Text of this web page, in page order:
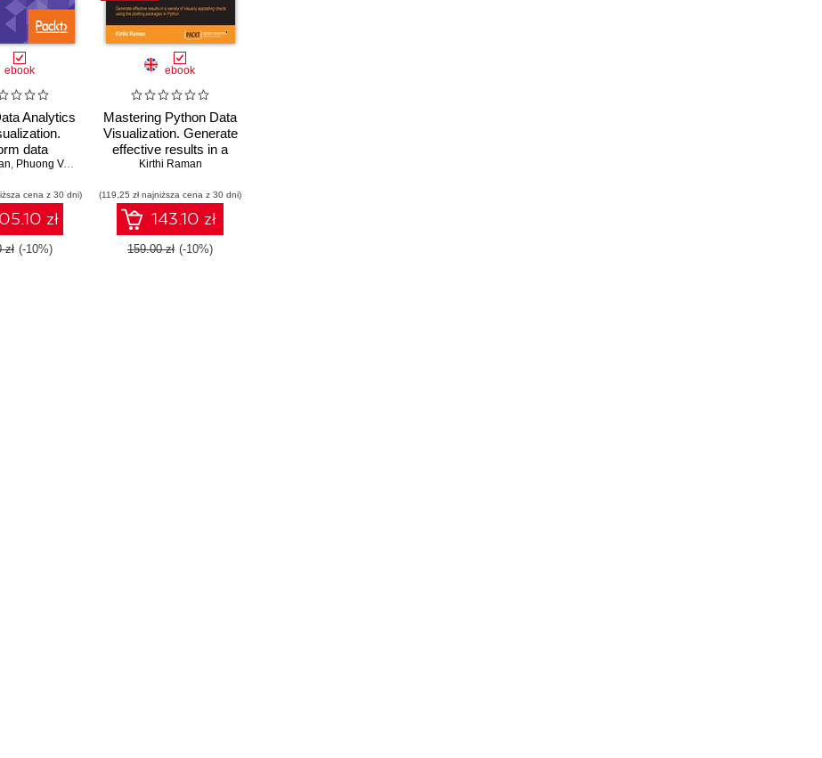
ebook
Analytics
data
and
gain
into
and
effective
, Phuong Vo.T.H Ashish Kumar, Kirthi Raman
cena z 30 dni)
zł
zł (-10%)
ebook
Mastering Python Data
Visualization. Generate
effective results in a
variety of visually
the plotting packages in
Python
Kirthi Raman
(119,25 zł najniższa cena z 30 dni)
143.10 zł
159.00 zł (-10%)